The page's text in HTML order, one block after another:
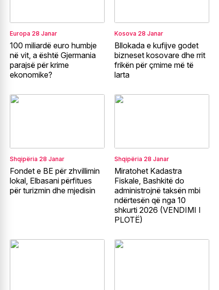
Europa 28 Janar
100 miliardë euro humbje
në vit, a është Gjermania
parajsë për krime
ekonomike?
Kosova 28 Janar
Bllokada e kufijve godet
bizneset kosovare dhe rrit
frikën për çmime më të
larta
Shqipëria 28 Janar
Fondet e BE për zhvillimin
lokal, Elbasani përfitues
për turizmin dhe mjedisin
Shqipëria 28 Janar
Miratohet Kadastra
Fiskale, Bashkitë do
administrojnë taksën mbi
ndërtesën që nga 10
shkurti 2026 (VENDIMI I
PLOTË)